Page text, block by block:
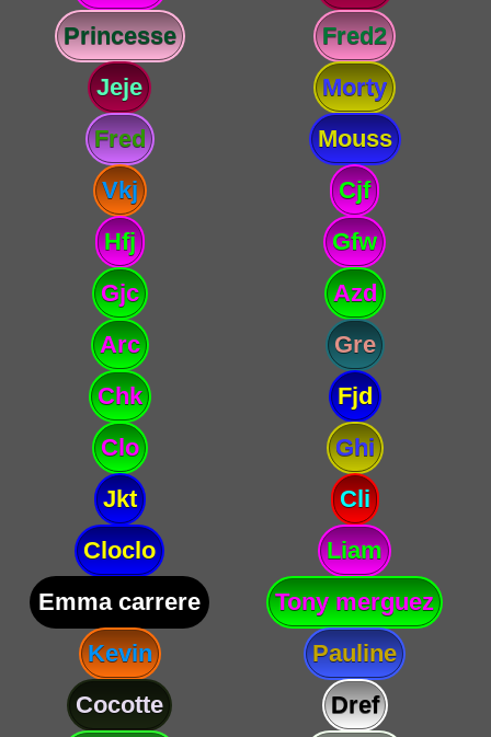
Princesse
Fred2
Jeje
Morty
Fred
Mouss
Vkj
Cjf
Hfj
Gfw
Gjc
Azd
Arc
Gre
Chk
Fjd
Clo
Ghi
Jkt
Cli
Cloclo
Liam
Emma carrere
Tony merguez
Kevin
Pauline
Cocotte
Dref